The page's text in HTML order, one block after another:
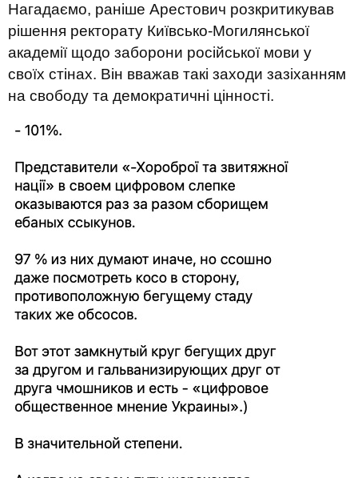
Нагадаємо, раніше Арестович розкритикував
рішення ректорату Київсько-Могилянської
академії щодо заборони російської мови у
своїх стінах. Він вважав такі заходи зазіханням
на свободу та демократичні цінності.